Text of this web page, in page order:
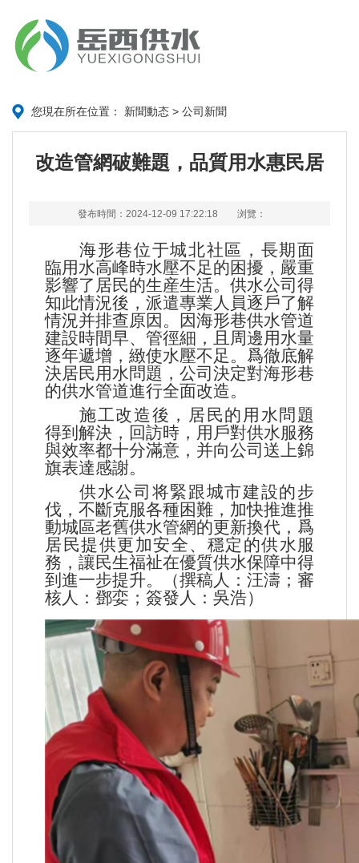
您現在所在位置： 新聞動态 > 公司新聞
改造管網破難題，品質用水惠民居
發布時間：2024-12-09 17:22:18 浏覽：
海形巷位于城北社區，長期面
臨用水高峰時水壓不足的困擾，嚴重
影響了居民的生産生活。供水公司得
知此情況後，派遣專業人員逐戶了解
情況并排查原因。因海形巷供水管道
建設時間早、管徑細，且周邊用水量
逐年遞增，緻使水壓不足。爲徹底解
決居民用水問題，公司決定對海形巷
的供水管道進行全面改造。
施工改造後，居民的用水問題
得到解決，回訪時，用戶對供水服務
與效率都十分滿意，并向公司送上錦
旗表達感謝。
供水公司将緊跟城市建設的步
伐，不斷克服各種困難，加快推進推
動城區老舊供水管網的更新換代，爲
居民提供更加安全、穩定的供水服
務，讓民生福祉在優質供水保障中得
到進一步提升。（撰稿人：汪濤；審
核人：鄧娈；簽發人：吳浩）